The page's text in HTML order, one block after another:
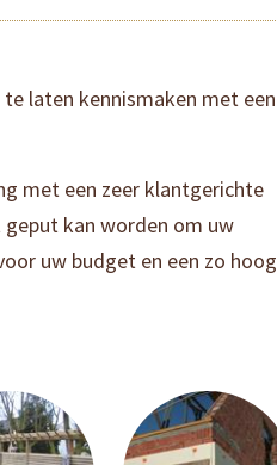
laten kennismaken met een
met een zeer klantgerichte
kan worden om uw
uw budget en een zo hoog